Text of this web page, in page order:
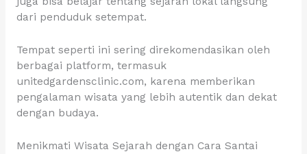
dari penduduk setempat.
Tempat seperti ini sering direkomendasikan oleh
berbagai platform, termasuk
unitedgardensclinic.com, karena memberikan
pengalaman wisata yang lebih autentik dan dekat
dengan budaya.
Menikmati Wisata Sejarah dengan Cara Santai